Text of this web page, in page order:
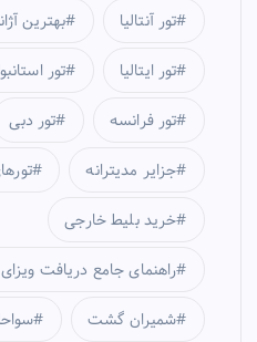
بهترین تور آنتالیا
تور تور ایتالیا
تور دبی تور فرانسه
جزایر مدیترانه
خرید بلیط خارجی
راهنمای جامع دریافت ویزای
شمیران گشت